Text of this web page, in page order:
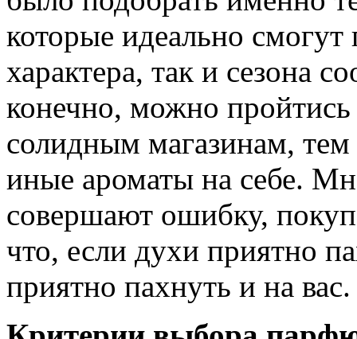
которые идеально
характера, так и сезона
конечно, можно
солидным магазинам,
иные ароматы на себе.
совершают ошибку,
что, если духи приятно
приятно пахнуть и на вас.